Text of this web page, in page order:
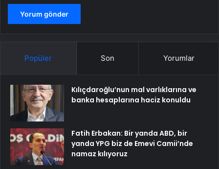
Popüler Son Yorumlar
Kılıçdaroğlu’nun mal varlıklarına ve
banka hesaplarına haciz konuldu
Fatih Erbakan: Bir yanda ABD, bir
yanda YPG biz de Emevi Camii’nde
namaz kılıyoruz